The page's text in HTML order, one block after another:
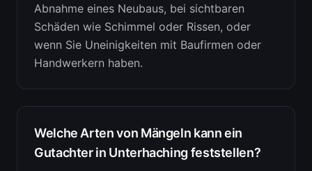
Abnahme eines Neubaus, bei sichtbaren
Schäden wie Schimmel oder Rissen, oder
wenn Sie Uneinigkeiten mit Baufirmen oder
Handwerkern haben.
Welche Arten von Mängeln kann ein
Gutachter in Unterhaching feststellen?